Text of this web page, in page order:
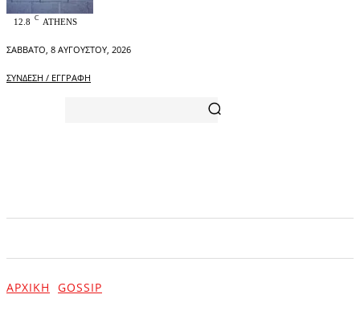
12.8 C ATHENS
ΣΆΒΒΑΤΟ, 8 ΑΥΓΟΎΣΤΟΥ, 2026
ΣΎΝΔΕΣΗ / ΕΓΓΡΑΦΉ
ΑΡΧΙΚΉ GOSSIP